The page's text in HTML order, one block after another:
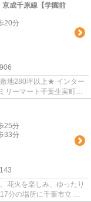
成千原線【学園前
20分
25分
33分
花火を楽しみ、ゆったり
分の場所に千葉市立 生